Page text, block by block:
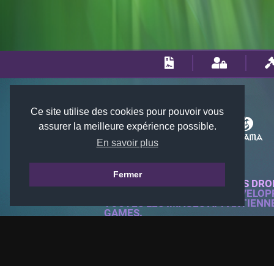
Ce site utilise des cookies pour pouvoir vous
assurer la meilleure expérience possible.
En savoir plus
Fermer
© 2018-2026 KTARENA. TOUS
SITE WEB ENTIÈREMENT
TOUTES LES IMAGES
GAMES.